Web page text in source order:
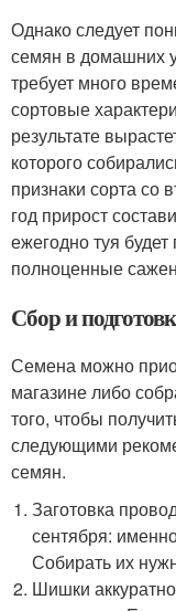
Однако следует
семян в домашних
требует много
сортовые
результате
которого
признаки сорта со
год прирост
ежегодно туя
полноценные
Сбор и
Семена можно
магазине либо
того, чтобы
следующими
семян.
Заготовка
сентября:
Собирать их
Шишки